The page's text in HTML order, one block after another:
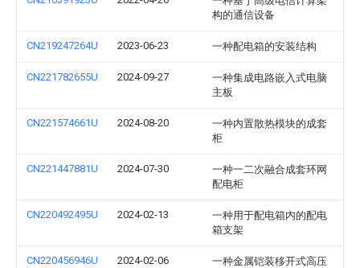
构的通信设备
CN219247264U 2023-06-23 一种配电箱的安装结构
CN221782655U 2024-09-27
一种集成电路嵌入式电脑
主板
CN221574661U 2024-08-20
一种内置散热模块的成套
柜
CN221447881U 2024-07-30
一种一二次融合成套环网
配电柜
CN220492495U 2024-02-13
一种用于配电箱内的配电
箱支架
CN220456946U 2024-02-06
一种金属铠装移开式高压